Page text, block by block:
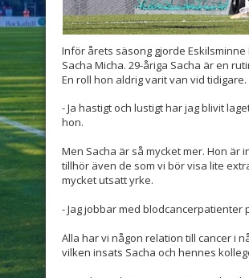
Inför årets säsong gjorde
Sacha Micha. 29-åriga Sacha är en
En roll hon aldrig varit van vid tidigare.
- Ja hastigt och lustigt har jag blivit
hon.
Men Sacha är så mycket mer. Hon
tillhör även de som vi bör visa lite
mycket utsatt yrke.
- Jag jobbar med
Alla har vi någon relation till cancer i
vilken insats Sacha och hennes